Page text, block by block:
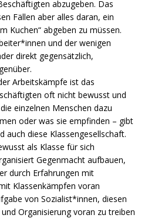
abzugeben. Das
Fällen aber alles daran, ein
Kuchen“ abgeben zu müssen.
und der wenigen
direkt gegensätzlich,
Arbeitskämpfe ist das
oft nicht bewusst und
einzelnen Menschen dazu
oder was sie empfinden – gibt
auch diese Klassengesellschaft.
als Klasse für sich
Gegenmacht aufbauen,
durch Erfahrungen mit
Klassenkämpfen voran
von Sozialist*innen, diesen
Organisierung voran zu treiben